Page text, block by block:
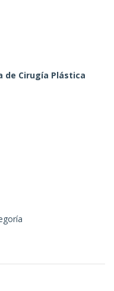
de Cirugía Plástica